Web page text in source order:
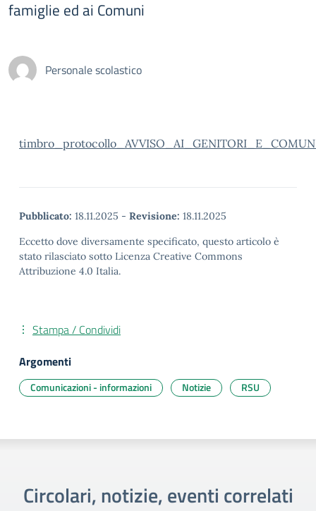
famiglie ed ai Comuni
Personale scolastico
Pubblicato: 18.11.2025 - Revisione: 18.11.2025
Eccetto dove diversamente specificato, questo articolo è
stato rilasciato sotto Licenza Creative Commons
Attribuzione 4.0 Italia.
Stampa / Condividi
Argomenti
Comunicazioni - informazioni Notizie RSU
Circolari, notizie, eventi correlati